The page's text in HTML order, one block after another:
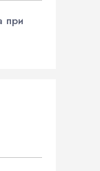
при